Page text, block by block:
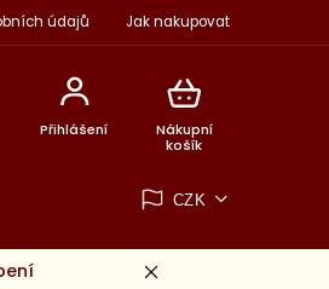
údajů Jak nakupovat
Nákupní
košík
Přihlášení
CZK